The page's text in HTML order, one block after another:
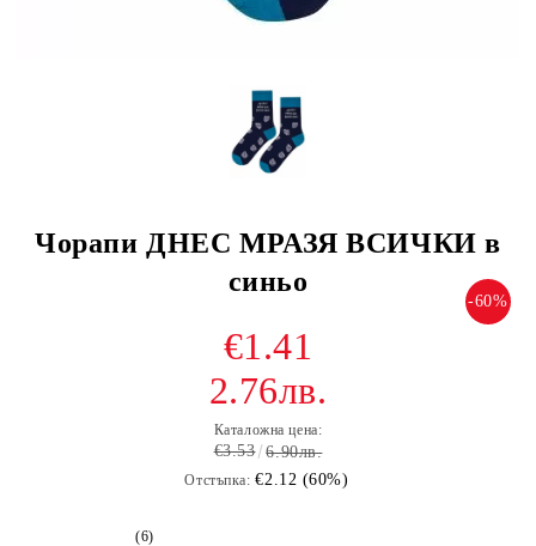
Чорапи ДНЕС МРАЗЯ ВСИЧКИ в
синьо
-60%
€1.41
2.76лв.
Каталожна цена:
€3.53 6.90лв.
Отстъпка: €2.12 (60%)
(6)